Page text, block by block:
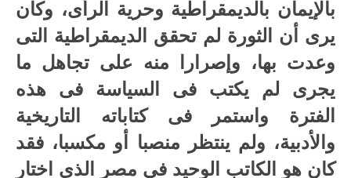
بالإيمان بالديمقراطية وحرية الرأى، وكان
يرى أن الثورة لم تحقق الديمقراطية التى
وعدت بها، وإصرارا منه على تجاهل ما
يجرى لم يكتب فى السياسة فى هذه
الفترة واستمر فى كتاباته التاريخية
والأدبية، ولم ينتظر منصبا أو مكسبا، فقد
كان هو الكاتب الوحيد فى مصر الذى اختار